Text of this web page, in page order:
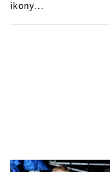
ikony...